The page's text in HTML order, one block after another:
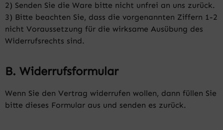
2) Senden Sie die Ware bitte nicht unfrei an uns zurück.
3) Bitte beachten Sie, dass die vorgenannten Ziffern 1-2
nicht Voraussetzung für die wirksame Ausübung des
Widerrufsrechts sind.
B. Widerrufsformular
Wenn Sie den Vertrag widerrufen wollen, dann füllen Sie
bitte dieses Formular aus und senden es zurück.